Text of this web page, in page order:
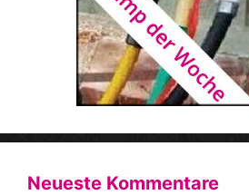
Neueste Kommentare